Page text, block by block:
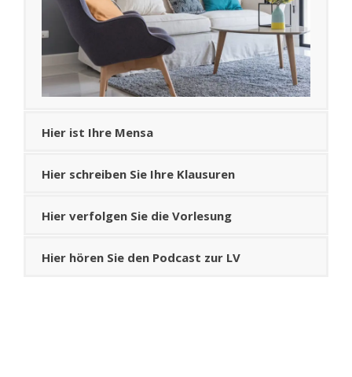
Hier ist Ihre Mensa
Hier schreiben Sie Ihre Klausuren
Hier verfolgen Sie die Vorlesung
Hier hören Sie den Podcast zur LV